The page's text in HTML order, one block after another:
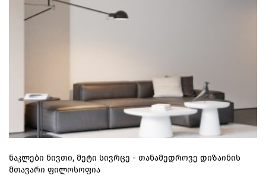
ნაკლები ნივთი, მეტი სივრცე - თანამედროვე დიზაინის
მთავარი ფილოსოფია